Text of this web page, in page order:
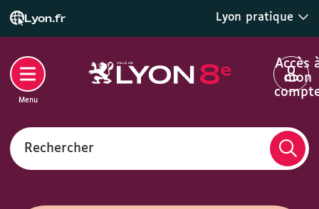
Lyon.fr Lyon pratique
Rechercher
Accès
mon
Menu